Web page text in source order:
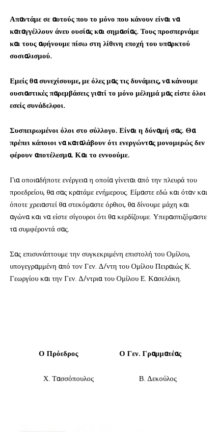
Απαντάμε σε αυτούς που το μόνο που κάνουν είναι να
καταγγέλλουν άνευ ουσίας και σημασίας. Τους προσπερνάμε
και τους αφήνουμε πίσω στη λίθινη εποχή του υπαρκτού
σοσιαλισμού.
Εμείς θα συνεχίσουμε, με όλες μας τις δυνάμεις, να κάνουμε
ουσιαστικές παρεμβάσεις γιατί το μόνο μέλημά μας είστε όλοι
εσείς συνάδελφοι.
Συσπειρωμένοι όλοι στο σύλλογο. Είναι η δύναμή σας. Θα
πρέπει κάποιοι να καταλάβουν ότι ενεργώντας μονομερώς δεν
φέρουν αποτέλεσμα. Και το εννοούμε.
Για οποιαδήποτε ενέργεια η οποία γίνεται από την πλευρά του
προεδρείου, θα σας κρατάμε ενήμερους. Είμαστε εδώ και όταν και
όποτε χρειαστεί θα στεκόμαστε όρθιοι, θα δίνουμε μάχη και
αγώνα και να είστε σίγουροι ότι θα κερδίζουμε. Υπερασπιζόμαστε
τα συμφέροντά σας.
Σας επισυνάπτουμε την συγκεκριμένη επιστολή του Ομίλου,
υπογεγραμμένη από τον Γεν. Δ/ντη του Ομίλου Πειραιώς Κ.
Γεωργίου και την Γεν. Δ/ντρια του Ομίλου Ε. Κασελάκη.
Ο Πρόεδρος Ο Γεν. Γραμματέας
Χ. Τασσόπουλος Β. Δεκούλος